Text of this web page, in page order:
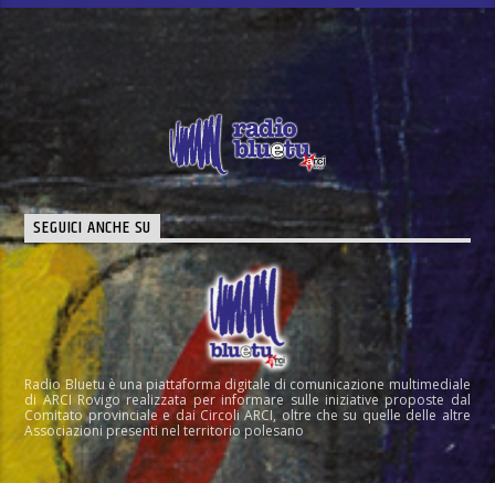
SEGUICI ANCHE SU
Radio Bluetu è una piattaforma digitale di comunicazione multimediale
di ARCI Rovigo realizzata per informare sulle iniziative proposte dal
Comitato provinciale e dai Circoli ARCI, oltre che su quelle delle altre
Associazioni presenti nel territorio polesano